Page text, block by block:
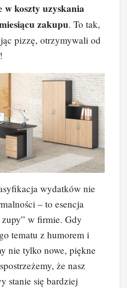
w koszty uzyskania
zakupu. To tak,
pizzę, otrzymywali od
wydatków nie
– to esencja
zupy” w firmie. Gdy
tematu z humorem i
nie tylko nowe, piękne
że nasz
stanie się bardziej